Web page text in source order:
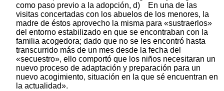
como paso previo a la adopción, d) En una de las
visitas concertadas con los abuelos de los menores, la
madre de éstos aprovecho la misma para «sustraerlos»
del entorno estabilizado en que se encontraban con la
familia acogedora; dado que no se les encontró hasta
transcurrido más de un mes desde la fecha del
«secuestro», ello comportó que los niños necesitaran un
nuevo proceso de adaptación y preparación para un
nuevo acogimiento, situación en la que sé encuentran en
la actualidad».